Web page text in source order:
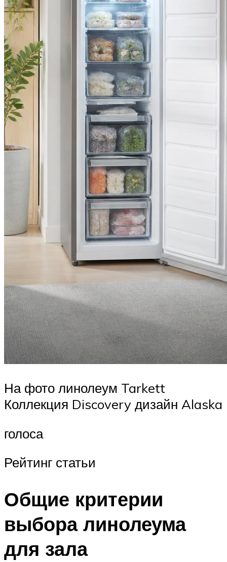
На фото линолеум Tarkett
Коллекция Discovery дизайн Alaska
голоса
Рейтинг статьи
Общие критерии
выбора линолеума
для зала